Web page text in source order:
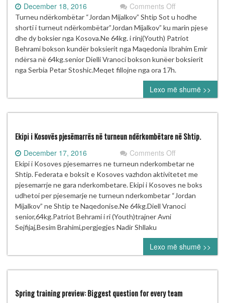
December 18, 2016 Comments Offon
Turneu
ndërkombëtar
“Jordan
Mijalkov”
Shtip
Turneu ndërkombëtar “Jordan Mijalkov” Shtip Sot u hodhe
shorti i turneut ndërkombëtar”Jordan Mijalkov” ku marin pjese
dhe dy boksier nga Kosova.Ne 64kg. i rinj(Youth) Patriot
Behrami bokson kundër boksierit nga Maqedonia Ibrahim Emir
ndërsa në 64kg.senior Dielli Vranoci bokson kunëer boksierit
nga Serbia Petar Stoshic.Meqet fillojne nga ora 17h.
Lexo më shumë >>
Ekipi i Kosovës pjesëmarrës në turneun ndërkombëtare në Shtip.
December 17, 2016 Comments Offon
Ekipi
i
Kosovës
pjesëmarrës
në
në
Shtip.
Ekipi i Kosoves pjesemarres ne turneun nderkombetar ne
Shtip. Federata e boksit e Kosoves vazhdon aktivitetet me
pjesemarrje ne gara nderkombetare. Ekipi i Kosoves ne boks
udhetoi per pjesemarje ne turneun nderkombetar “Jordan
Mijalkov” ne Shtip te Naqedonise.Ne 64kg.Diell Vranoci
senior,64kg.Patriot Behrami i ri (Youth)trajner Avni
Sejfijaj,Besim Brahimi,pergjegjes Nadir Shllaku
Lexo më shumë >>
Spring training preview: Biggest question for every team